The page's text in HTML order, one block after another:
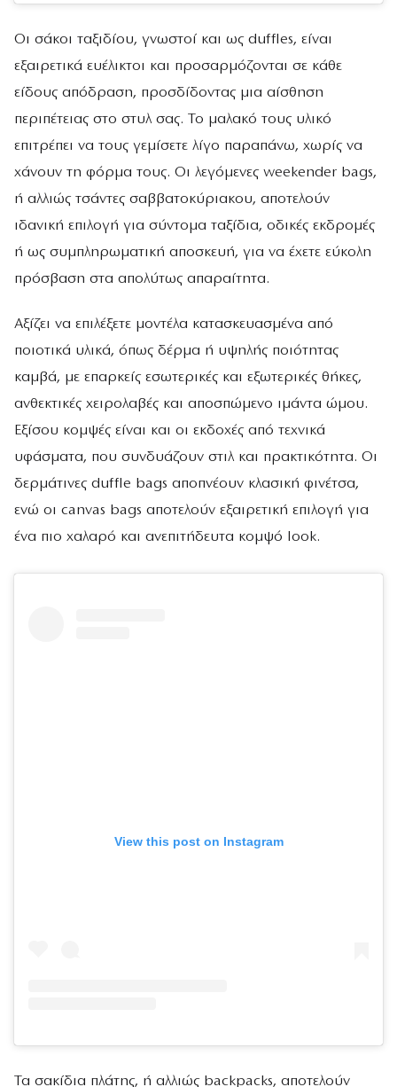
Οι σάκοι ταξιδίου, γνωστοί και ως duffles, είναι
εξαιρετικά ευέλικτοι και προσαρμόζονται σε κάθε
είδους απόδραση, προσδίδοντας μια αίσθηση
περιπέτειας στο στυλ σας. Το μαλακό τους υλικό
επιτρέπει να τους γεμίσετε λίγο παραπάνω, χωρίς να
χάνουν τη φόρμα τους. Οι λεγόμενες weekender bags,
ή αλλιώς τσάντες σαββατοκύριακου, αποτελούν
ιδανική επιλογή για σύντομα ταξίδια, οδικές εκδρομές
ή ως συμπληρωματική αποσκευή, για να έχετε εύκολη
πρόσβαση στα απολύτως απαραίτητα.
Αξίζει να επιλέξετε μοντέλα κατασκευασμένα από
ποιοτικά υλικά, όπως δέρμα ή υψηλής ποιότητας
καμβά, με επαρκείς εσωτερικές και εξωτερικές θήκες,
ανθεκτικές χειρολαβές και αποσπώμενο ιμάντα ώμου.
Εξίσου κομψές είναι και οι εκδοχές από τεχνικά
υφάσματα, που συνδυάζουν στιλ και πρακτικότητα. Οι
δερμάτινες duffle bags αποπνέουν κλασική φινέτσα,
ενώ οι canvas bags αποτελούν εξαιρετική επιλογή για
ένα πιο χαλαρό και ανεπιτήδευτα κομψό look.
View this post on Instagram
Τα σακίδια πλάτης, ή αλλιώς backpacks, αποτελούν